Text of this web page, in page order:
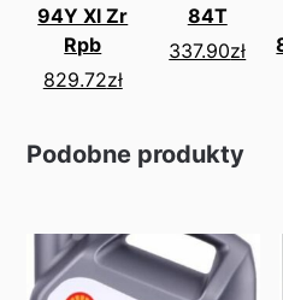
94Y Xl Zr
Rpb
829.72zł
84T
337.90zł
Podobne produkty